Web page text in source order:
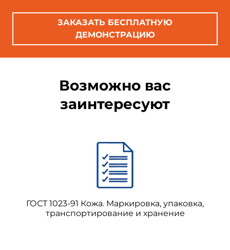
ЗАКАЗАТЬ БЕСПЛАТНУЮ
ДЕМОНСТРАЦИЮ
Возможно вас
заинтересуют
ГОСТ 1023-91 Кожа. Маркировка, упаковка,
транспортирование и хранение